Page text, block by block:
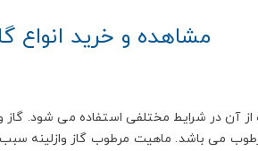
مشاهده و خرید انواع
از آن در شرایط مختلفی استفاده می شود. گاز
می باشد. ماهیت مرطوب گاز وازلینه